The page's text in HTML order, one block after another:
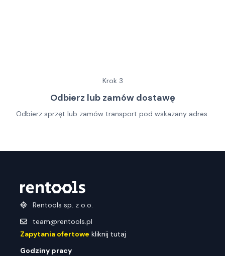
Krok 3
Odbierz lub zamów dostawę
Odbierz sprzęt lub zamów transport pod wskazany adres.
Rentools sp. z o.o.
team@rentools.pl
Zapytania ofertowe kliknij tutaj
Godziny pracy